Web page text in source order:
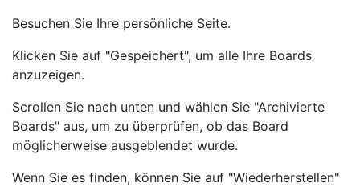
Besuchen Sie Ihre persönliche Seite.
Klicken Sie auf "Gespeichert", um alle Ihre Boards
anzuzeigen.
Scrollen Sie nach unten und wählen Sie "Archivierte
Boards" aus, um zu überprüfen, ob das Board
möglicherweise ausgeblendet wurde.
Wenn Sie es finden, können Sie auf "Wiederherstellen"